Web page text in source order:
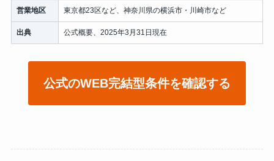
営業地区 東京都23区など、神奈川県の横浜市・川崎市など
出典 公式概要、2025年3月31日現在
公式のWEB完結型条件を確認する